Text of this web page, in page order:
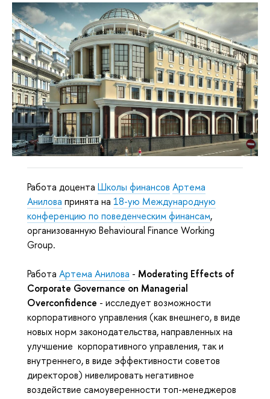
Работа доцента Школы финансов Артема
Анилова принята на 18-ую Международную
конференцию по поведенческим финансам,
организованную Behavioural Finance Working
Group.
Работа Артема Анилова - Moderating Effects of
Corporate Governance on Managerial
Overconfidence - исследует возможности
корпоративного управления (как внешнего, в виде
новых норм законодательства, направленных на
улучшение корпоративного управления, так и
внутреннего, в виде эффективности советов
директоров) нивелировать негативное
воздействие самоуверенности топ-менеджеров